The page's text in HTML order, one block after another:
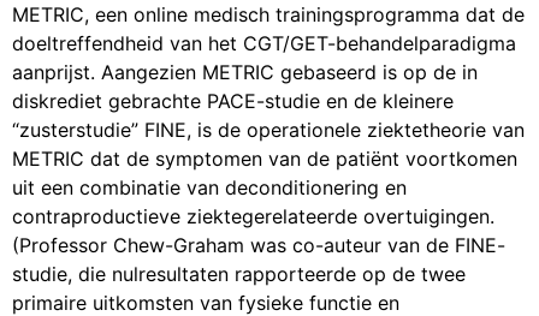
METRIC, een online medisch trainingsprogramma dat de
doeltreffendheid van het CGT/GET-behandelparadigma
aanprijst. Aangezien METRIC gebaseerd is op de in
diskrediet gebrachte PACE-studie en de kleinere
“zusterstudie” FINE, is de operationele ziektetheorie van
METRIC dat de symptomen van de patiënt voortkomen
uit een combinatie van deconditionering en
contraproductieve ziektegerelateerde overtuigingen.
(Professor Chew-Graham was co-auteur van de FINE-
studie, die nulresultaten rapporteerde op de twee
primaire uitkomsten van fysieke functie en